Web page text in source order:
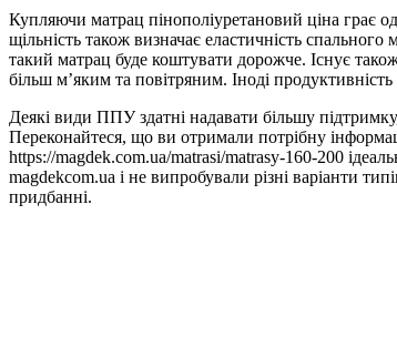
Купляючи матрац пінополіуретановий ціна грає
щільність також визначає еластичність
такий матрац буде коштувати дорожче. Існує
більш м’яким та повітряним. Іноді
Деякі види ППУ здатні надавати більшу
Переконайтеся, що ви отримали потрібну
https://magdek.com.ua/matrasi/matrasy-160-200
magdekcom.ua і не випробували різні варіанти
придбанні.